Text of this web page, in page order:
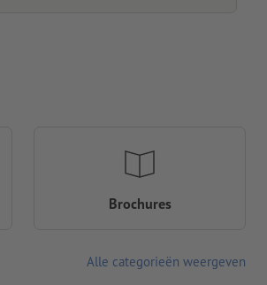
Brochures
Alle categorieën weergeven